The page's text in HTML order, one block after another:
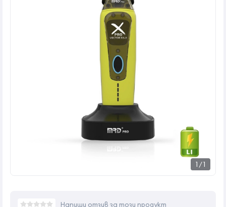
1 /1
Напиши отзив за този продукт